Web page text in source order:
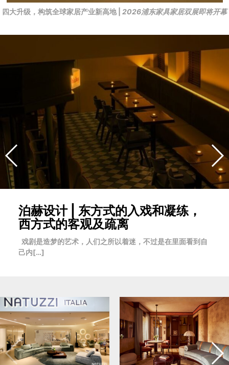
四大升级，构筑全球家居产业新高地 | 2026浦东家具家居双展即将开幕
泊赫设计 | 东方式的入戏和凝练，
西方式的客观及疏离
戏剧是造梦的艺术，人们之所以着迷，不过是在里面看到自
己内[…]